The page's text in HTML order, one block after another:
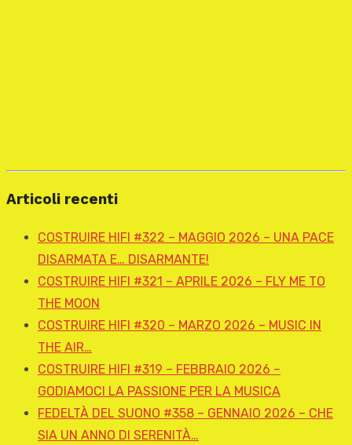
Articoli recenti
COSTRUIRE HIFI #322 – MAGGIO 2026 – UNA PACE
DISARMATA E… DISARMANTE!
COSTRUIRE HIFI #321 – APRILE 2026 – FLY ME TO
THE MOON
COSTRUIRE HIFI #320 – MARZO 2026 – MUSIC IN
THE AIR…
COSTRUIRE HIFI #319 – FEBBRAIO 2026 –
GODIAMOCI LA PASSIONE PER LA MUSICA
FEDELTÀ DEL SUONO #358 – GENNAIO 2026 – CHE
SIA UN ANNO DI SERENITÀ…